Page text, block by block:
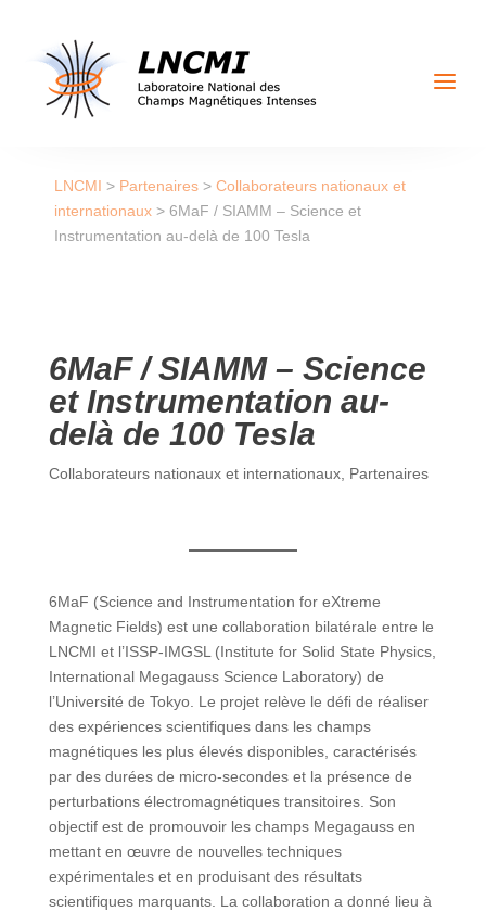
a
LNCMI > Partenaires> Collaborateurs nationaux et
internationaux> 6MaF / SIAMM – Science et
Instrumentation au-delà de 100 Tesla
6MaF / SIAMM – Science
et Instrumentation au-
delà de 100 Tesla
Collaborateurs nationaux et internationaux, Partenaires
6MaF (Science and Instrumentation for eXtreme
Magnetic Fields) est une collaboration bilatérale entre le
LNCMI et l’ISSP-IMGSL (Institute for Solid State Physics,
International Megagauss Science Laboratory) de
l’Université de Tokyo. Le projet relève le défi de réaliser
des expériences scientifiques dans les champs
magnétiques les plus élevés disponibles, caractérisés
par des durées de micro-secondes et la présence de
perturbations électromagnétiques transitoires. Son
objectif est de promouvoir les champs Megagauss en
mettant en œuvre de nouvelles techniques
expérimentales et en produisant des résultats
scientifiques marquants. La collaboration a donné lieu à